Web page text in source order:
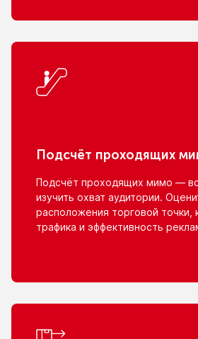
Подсчёт проходящих
Подсчёт проходящих мимо —
изучить охват аудитории.
расположения торговой точки,
трафика и эффективность